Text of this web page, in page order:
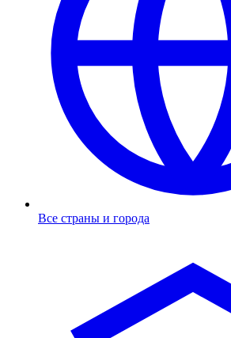
Все страны и города